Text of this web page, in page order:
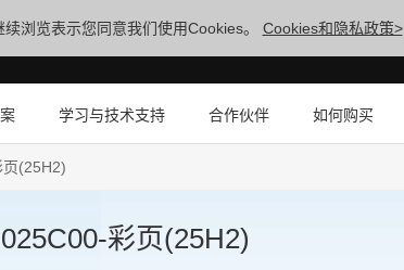
浏览表示您同意我们使用Cookies。 Cookies和隐私政策>
学习与技术支持 合作伙伴 如何购买
(25H2)
彩页(25H2)